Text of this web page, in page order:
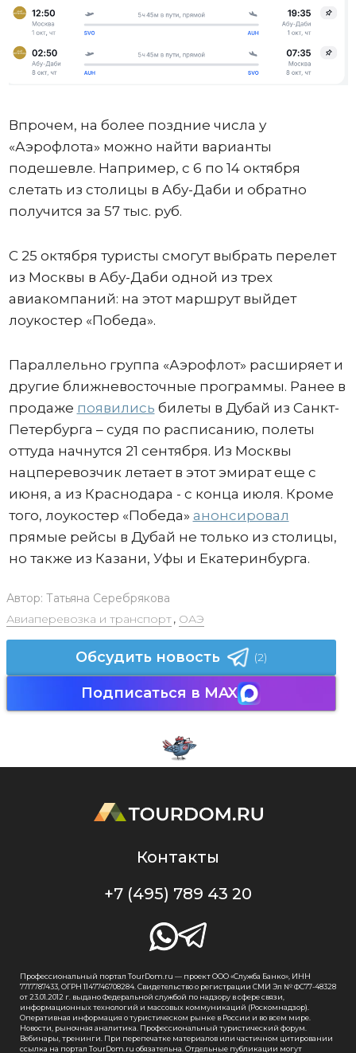
Впрочем, на более поздние числа у
«Аэрофлота» можно найти варианты
подешевле. Например, с 6 по 14 октября
слетать из столицы в Абу-Даби и обратно
получится за 57 тыс. руб.
С 25 октября туристы смогут выбрать перелет
из Москвы в Абу-Даби одной из трех
авиакомпаний: на этот маршрут выйдет
лоукостер «Победа».
Параллельно группа «Аэрофлот» расширяет и
другие ближневосточные программы. Ранее в
продаже появились билеты в Дубай из Санкт-
Петербурга – судя по расписанию, полеты
оттуда начнутся 21 сентября. Из Москвы
нацперевозчик летает в этот эмират еще с
июня, а из Краснодара - с конца июля. Кроме
того, лоукостер «Победа» анонсировал
прямые рейсы в Дубай не только из столицы,
но также из Казани, Уфы и Екатеринбурга.
Автор: Татьяна Серебрякова
Авиаперевозка и транспорт, ОАЭ
Обсудить новость (2)
Подписаться в MAX
Контакты
+7 (495) 789 43 20
Профессиональный портал TourDom.ru — проект ООО «Служба Банко», ИНН
7717787433, ОГРН 1147746708284. Свидетельство о регистрации СМИ Эл № ФС77-48328
от 23.01.2012 г. выдано Федеральной службой по надзору в сфере связи,
информационных технологий и массовых коммуникаций (Роскомнадзор).
Оперативная информация о туристическом рынке в России и во всем мире.
Новости, рыночная аналитика. Профессиональный туристический форум.
Вебинары, тренинги. При перепечатке материалов или частичном цитировании
ссылка на портал TourDom.ru обязательна. Отдельные публикации могут